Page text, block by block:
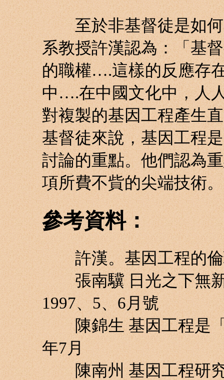
至於非基督徒是如何
系教授許漢認為：「基
的職權….這樣的反應存
中….在中國文化中，人
對複製的基因工程產生
基督徒來說，基因工程
討論的重點。他們認為
項所費不貲的尖端技術。
參考資料：
許漢。基因工程的倫
張南驥 日光之下無新
1997、5、6月號
陳錦生 基因工程是「
年7月
陳南州 基因工程研究